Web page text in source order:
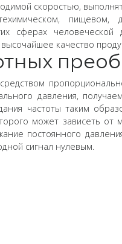
скоростью,
пищевом,
сферах
качество
давления,
частоты таким
может зависеть от
постоянного
сигнал нулевым.